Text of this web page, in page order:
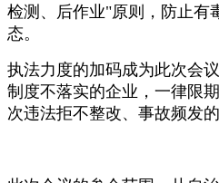
检测、后作业"原则，防止有
态。
执法力度的加码成为此次会
制度不落实的企业，一律限
次违法拒不整改、事故频发